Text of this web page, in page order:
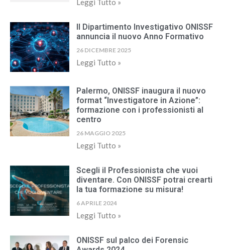
Leggi Tutto »
Il Dipartimento Investigativo ONISSF
annuncia il nuovo Anno Formativo
26 DICEMBRE 2025
Leggi Tutto »
Palermo, ONISSF inaugura il nuovo
format “Investigatore in Azione”:
formazione con i professionisti al
centro
26 MAGGIO 2025
Leggi Tutto »
Scegli il Professionista che vuoi
diventare. Con ONISSF potrai crearti
la tua formazione su misura!
6 APRILE 2024
Leggi Tutto »
ONISSF sul palco dei Forensic